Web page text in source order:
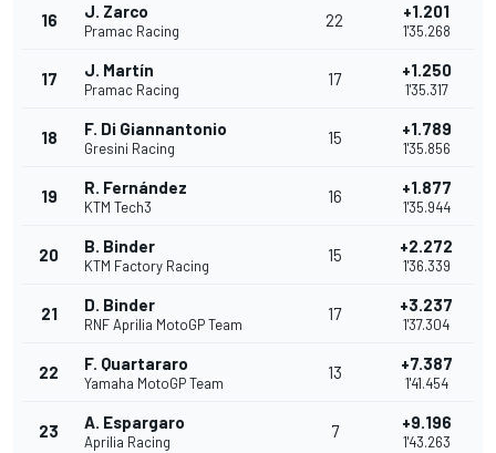
16 J. Zarco
Pramac Racing
22 +1.201
1'35.268
17 J. Martín
Pramac Racing
17 +1.250
1'35.317
18 F. Di Giannantonio
Gresini Racing
15 +1.789
1'35.856
19 R. Fernández
KTM Tech3
16 +1.877
1'35.944
20 B. Binder
KTM Factory Racing
15 +2.272
1'36.339
21 D. Binder
RNF Aprilia MotoGP Team
17 +3.237
1'37.304
22 F. Quartararo
Yamaha MotoGP Team
13 +7.387
1'41.454
23 A. Espargaro
Aprilia Racing
7 +9.196
1'43.263